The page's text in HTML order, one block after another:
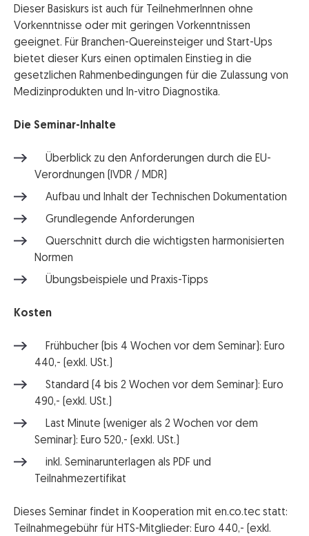
Dieser Basiskurs ist auch für TeilnehmerInnen ohne
Vorkenntnisse oder mit geringen Vorkenntnissen
geeignet. Für Branchen-Quereinsteiger und Start-Ups
bietet dieser Kurs einen optimalen Einstieg in die
gesetzlichen Rahmenbedingungen für die Zulassung von
Medizinprodukten und In-vitro Diagnostika.
Die Seminar-Inhalte
Überblick zu den Anforderungen durch die EU-
Verordnungen (IVDR / MDR)
Aufbau und Inhalt der Technischen Dokumentation
Grundlegende Anforderungen
Querschnitt durch die wichtigsten harmonisierten
Normen
Übungsbeispiele und Praxis-Tipps
Kosten
Frühbucher (bis 4 Wochen vor dem Seminar): Euro
440,- (exkl. USt.)
Standard (4 bis 2 Wochen vor dem Seminar): Euro
490,- (exkl. USt.)
Last Minute (weniger als 2 Wochen vor dem
Seminar): Euro 520,- (exkl. USt.)
inkl. Seminarunterlagen als PDF und
Teilnahmezertifikat
Dieses Seminar findet in Kooperation mit en.co.tec statt:
Teilnahmegebühr für HTS-Mitglieder: Euro 440,- (exkl.